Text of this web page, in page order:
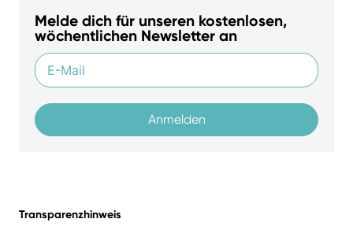
Melde dich für unseren kostenlosen,
wöchentlichen Newsletter an
Anmelden
Transparenzhinweis